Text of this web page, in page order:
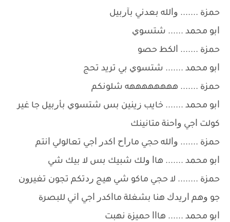
ﺣﻤﺰﺓ ....... ﻭﺍﻟﻠﻪ ﺑﻌﺪﻧﻲ ﺑﺂﺭﺑﻴﻞ
ﺍﺑﻮ ﻣﺤﻤﺪ ...... ﺷﺘﺴﻮﻱ
ﺣﻤﺰﺓ ....... ﺍﻟﻜﻂ ﺣﺼﻮ
ﺍﺑﻮ ﻣﺤﻤﺪ ....... ﺷﺘﺴﻮﻱ ﺑﻲ ﺗﺮﻳﺪ ﺗﺤﺞ
ﺣﻤﺰﺓ ....... ﻫﻬﻬﻬﻬﻬﻬﻬﻪ ﺷﻠﻮﻧﻜﻢ
ﺍﺑﻮ ﻣﺤﻤﺪ ....... ﺧﺎﻳﺐ ﺯﻳﻨﻴﻦ ﺑﺲ ﺷﺘﺴﻮﻱ ﺑﺄﺭﺑﻴﻞ ﺟﺎ ﻏﻴﺮ
ﻛﻮﻟﺖ ﺍﺟﻲ ﻭﺍﺣﻨﺔ ﻣﺘﺎﻧﻴﻨﻚ
ﺣﻤﺰﺓ ....... ﻭﺍﻟﻠﻪ ﺣﺠﻲ ﻣﺎﺭﺍﺡ ﺍﻛﺪﺭ ﺍﺟﻲ ﺗﻌﺎﻟﻮﻟﻲ ﺍﻧﺘﻢ
ﺍﺑﻮ ﻣﺤﻤﺪ ....... ﻫﺎﺍ ﻭﻟﻚ ﺷﺒﻴﻚ ﺑﺲ ﻻ ﺑﻴﻚ ﺷﻲ
ﺣﻤﺰﺓ ........ ﻻ ﺣﺠﻲ ﻣﺎﻛﻮ ﺷﻲ ﻫﻴﺞ ﺭﺩﺗﻜﻢ ﺗﺠﻮﻥ ﺗﻐﻴﺮﻭﻥ
ﺟﻮ ﻭﻫﻢ ﺍﺭﻳﺪﻙ ﻫﻨﺎ ﺑﺸﻐﻠﺔ ﻣﺎﺍﻛﺪﺭ ﺍﺟﻲ ﺍﻧﻲ ﻟﻠﺒﺼﺮﺓ
ﺍﺑﻮ ﻣﺤﻤﺪ ...... ﻫﺎﺍﺍ ﺣﻤﻴﺰﺓ ﻧﻬﺒﺖ